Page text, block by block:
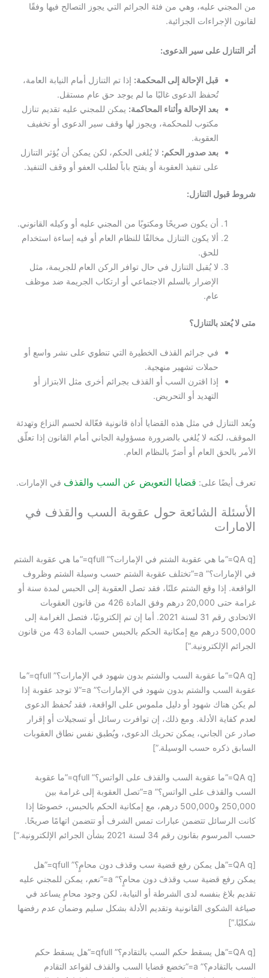
من المجني عليه، وهي من فئة الجرائم التي يجوز التصالح فيها وفقًا
لقانون الإجراءات الجزائية.
أثر التنازل على سير الدعوى:
قبل الإحالة إلى المحكمة: إذا تم التنازل أمام النيابة العامة،
تُحفظ الدعوى غالبًا ما لم يوجد حق عام مستقل.
بعد الإحالة وأثناء المحاكمة: يمكن للمجني عليه تقديم تنازل
مكتوب للمحكمة، ويجوز لها وقف سير الدعوى أو تخفيف
العقوبة.
بعد صدور الحكم: لا يُلغى الحكم، لكن يمكن أن يُؤثر التنازل
على تنفيذ العقوبة أو يفتح باباً لطلب العفو أو وقف التنفيذ.
شروط قبول التنازل:
أن يكون صريحًا ومكتوبًا من المجني عليه أو وكيله القانوني.
ألا يكون التنازل مخالفًا للنظام العام أو فيه إساءة استخدام
للحق.
لا يُقبل التنازل في حال توافر الركن العام للجريمة، مثل
الإضرار بالسلم الاجتماعي أو ارتكاب الجريمة ضد موظف
عام.
متى لا يُعتد بالتنازل؟
في جرائم القذف الخطيرة التي تنطوي على نشر واسع أو
حملات تشهير منهجية.
إذا اقترن السب أو القذف بجرائم أخرى مثل الابتزاز أو
التهديد أو التحريض.
ويُعد التنازل في مثل هذه القضايا أداة قانونية فعّالة لحسم النزاع وتهدئة
الموقف، لكنه لا يُلغي بالضرورة مسؤولية الجاني أمام القانون إذا تعلّق
الأمر بالحق العام أو أضرّ بالنظام العام.
تعرف أيضًا على: قضايا التعويض عن السب والقذف في الإمارات.
الأسئلة الشائعة حول عقوبة السب والقذف في
الامارات
[QA q=”ما هي عقوبة الشتم في الإمارات؟” qfull=”ما هي عقوبة الشتم
في الإمارات؟” a=”تختلف عقوبة الشتم حسب وسيلة الشتم وظروف
الواقعة. إذا وقع الشتم علنًا، فقد تصل العقوبة إلى الحبس لمدة سنة أو
غرامة حتى 20,000 درهم وفق المادة 426 من قانون العقوبات
الاتحادي رقم 31 لسنة 2021. أما إن تم إلكترونيًا، فتصل الغرامة إلى
500,000 درهم مع إمكانية الحكم بالحبس حسب المادة 43 من قانون
الجرائم الإلكترونية.”]
[QA q=”ما عقوبة السب والشتم بدون شهود في الإمارات؟” qfull=”ما
عقوبة السب والشتم بدون شهود في الإمارات؟” a=”لا توجد عقوبة إذا
لم يكن هناك شهود أو دليل ملموس على الواقعة، فقد تُحفظ الدعوى
لعدم كفاية الأدلة. ومع ذلك، إن توافرت رسائل أو تسجيلات أو إقرار
صادر عن الجاني، يمكن تحريك الدعوى، ويُطبق نفس نطاق العقوبات
السابق ذكره حسب الوسيلة.”]
[QA q=”ما عقوبة السب والقذف على الواتس؟” qfull=”ما عقوبة
السب والقذف على الواتس؟” a=”تصل العقوبة إلى غرامة بين
250,000 و500,000 درهم، مع إمكانية الحكم بالحبس، خصوصًا إذا
كانت الرسائل تتضمن عبارات تمس الشرف أو تتضمن اتهامًا صريحًا.
حسب المرسوم بقانون رقم 34 لسنة 2021 بشأن الجرائم الإلكترونية.”]
[QA q=”هل يمكن رفع قضية سب وقذف دون محامٍ؟” qfull=”هل
يمكن رفع قضية سب وقذف دون محامٍ؟” a=”نعم، يمكن للمجني عليه
تقديم بلاغ بنفسه لدى الشرطة أو النيابة، لكن وجود محامٍ يساعد في
صياغة الشكوى القانونية وتقديم الأدلة بشكل سليم وضمان عدم رفضها
شكليًا.”]
[QA q=”هل يسقط حكم السب بالتقادم؟” qfull=”هل يسقط حكم
السب بالتقادم؟” a=”تخضع قضايا السب والقذف لقواعد التقادم